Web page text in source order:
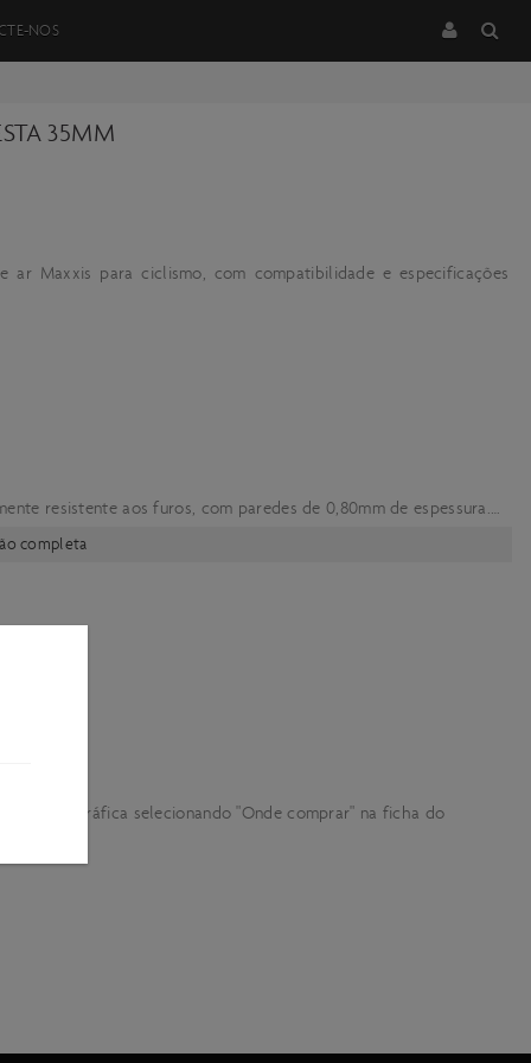
NOS
35MM
ar Maxxis para ciclismo, com compatibilidade e especificações
resistente aos furos, com paredes de 0,80mm de espessura.
completa
área geográfica selecionando "Onde comprar" na ficha do